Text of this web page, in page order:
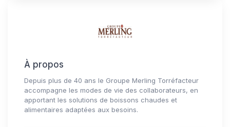
À propos
Depuis plus de 40 ans le Groupe Merling Torréfacteur
accompagne les modes de vie des collaborateurs, en
apportant les solutions de boissons chaudes et
alimentaires adaptées aux besoins.